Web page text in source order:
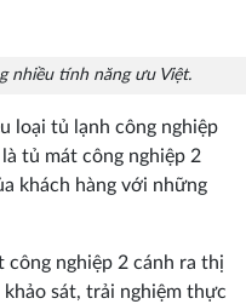
nhiều tính năng ưu Việt.
loại tủ lạnh công nghiệp
tủ mát công nghiệp 2
khách hàng với những
công nghiệp 2 cánh ra thị
sát, trải nghiệm thực